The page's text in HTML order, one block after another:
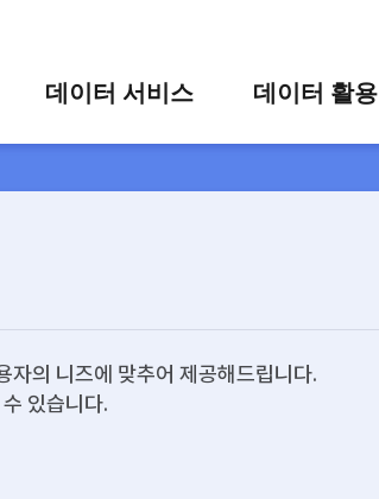
데이터 서비스 데이터 활용
자의 니즈에 맞추어 제공해드립니다.
있습니다.